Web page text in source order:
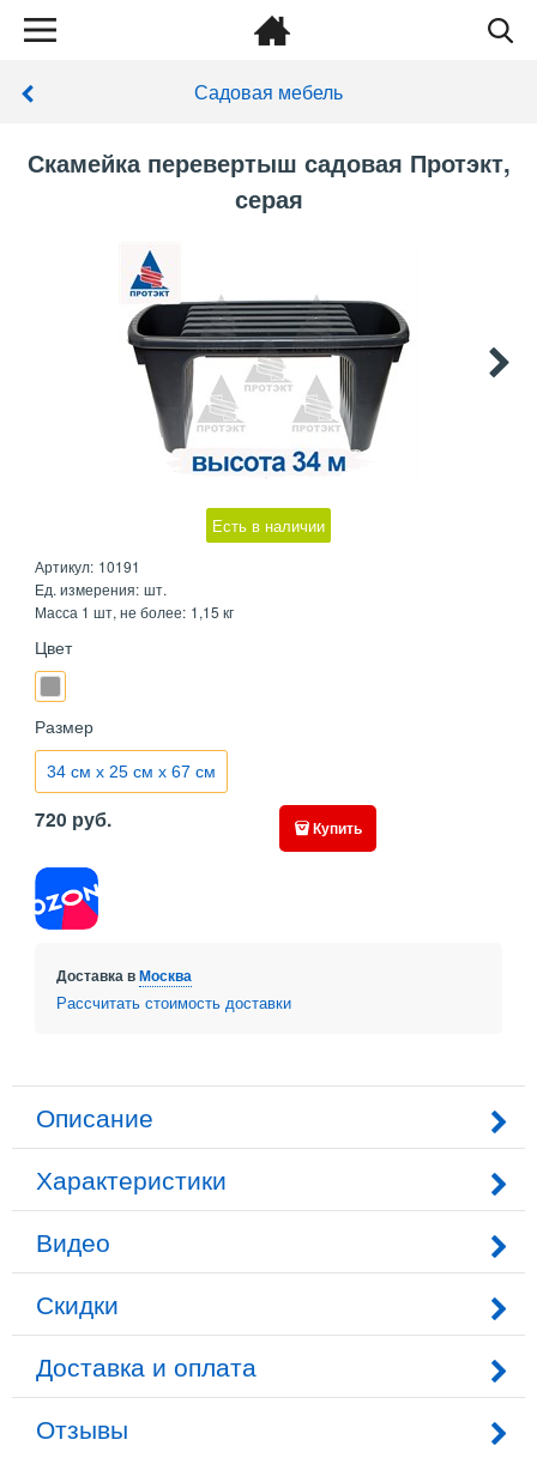
Садовая мебель
Скамейка перевертыш садовая Протэкт,
серая
Есть в наличии
Артикул: 10191
Ед. измерения: шт.
Масса 1 шт, не более: 1,15 кг
Цвет
Размер
34 см х 25 см x 67 см
720 руб. Купить
Доставка вМосква
Рассчитать стоимость доставки
Описание
Характеристики
Видео
Скидки
Доставка и оплата
Отзывы